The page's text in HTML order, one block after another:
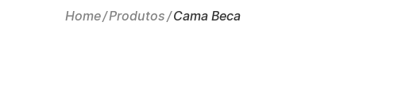
Home Produtos Cama Beca